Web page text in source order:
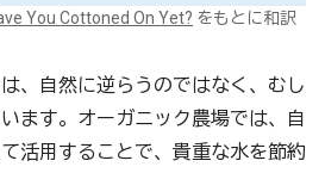
You Cottoned On Yet? をもとに和訳
、自然に逆らうのではなく、むし
ます。オーガニック農場では、自
活用することで、貴重な水を節約